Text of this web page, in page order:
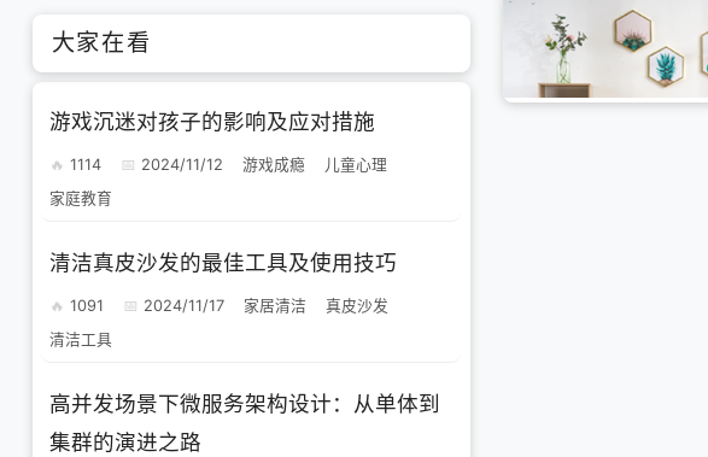
大家在看
游戏沉迷对孩子的影响及应对措施
1114 2024/11/12 游戏成瘾
儿童心理
家庭教育
清洁真皮沙发的最佳工具及使用技巧
1091 2024/11/17 家居清洁
真皮沙发
清洁工具
高并发场景下微服务架构设计：从单体到
集群的演进之路